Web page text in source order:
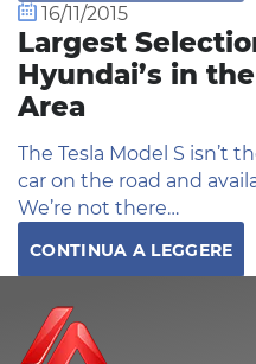
16/11/2015
Largest
Hyundai’s in
Area
The Tesla Model S isn’t
car on the road and
We’re not there…
CONTINUA A LEGGERE